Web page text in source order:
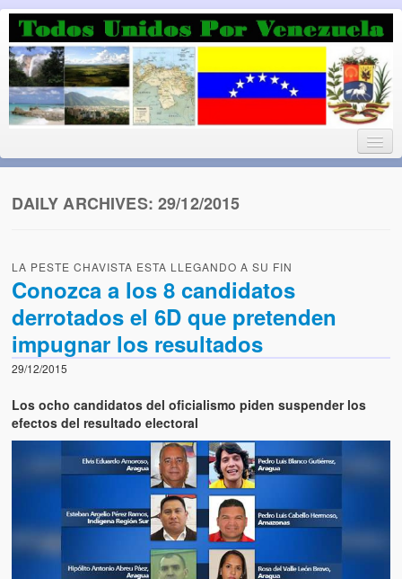
Luchando por la Democracia
Fuera el chavismo, la peor peste que le ha caido a esta tierra
¡Bienvenido!
Todos Unidos por Venezuela te da la bienvenida a éste nuestro
Blog. (Todos Unidos por Venezuela welcomes you to our Blog)
Acerca de este blog (About this Blog)
Artículos
El Tipo y los Rojos en Los Teques (The Jerk and the Reds in
Teques)
Hablé con Chavistas (I spoke with chavistas)
La burla del Chavez “tan amante de los niños” (The mockery of
Chavez “such a children lover”)
DAILY ARCHIVES: 29/12/2015
LA PESTE CHAVISTA ESTA LLEGANDO A SU FIN
Conozca a los 8 candidatos
derrotados el 6D que pretenden
impugnar los resultados
29/12/2015
Los ocho candidatos del oficialismo piden suspender los
efectos del resultado electoral